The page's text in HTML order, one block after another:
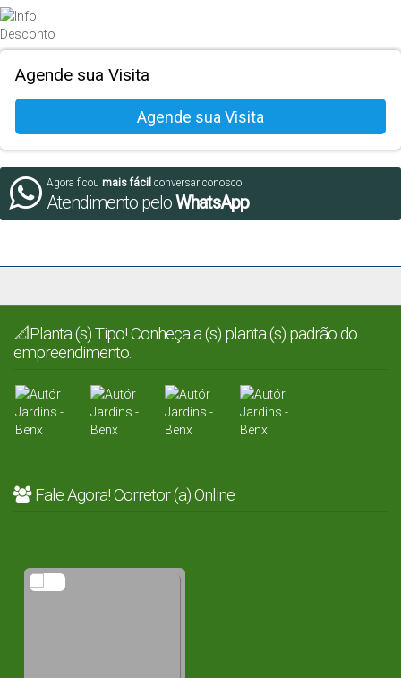
Agende sua Visita
Agora ficou mais fácil conversar conosco
Atendimento peloWhatsApp
📐Planta (s) Tipo! Conheça a (s) planta (s) padrão do
empreendimento.
Fale Agora! Corretor (a) Online